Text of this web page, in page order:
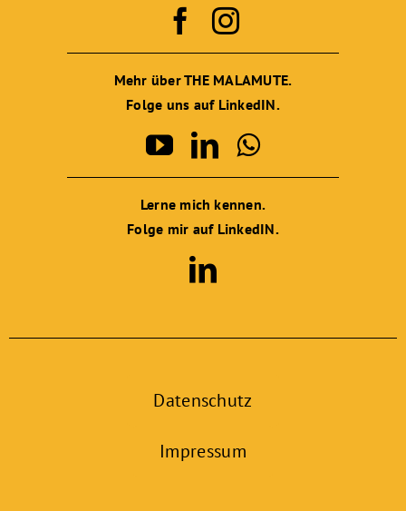
Mehr über THE MALAMUTE.
Folge uns auf LinkedIN.
Lerne mich kennen.
Folge mir auf LinkedIN.
Datenschutz
Impressum